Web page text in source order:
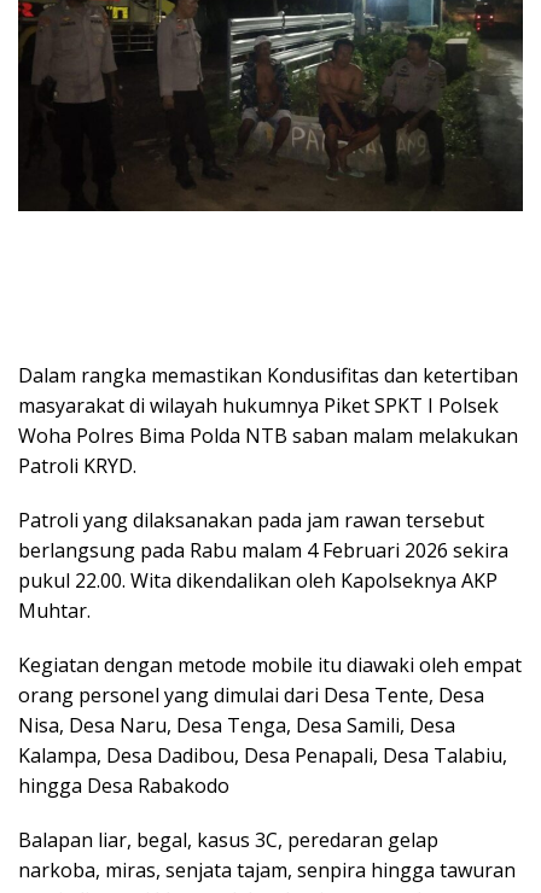
Dalam rangka memastikan Kondusifitas dan ketertiban
masyarakat di wilayah hukumnya Piket SPKT I Polsek
Woha Polres Bima Polda NTB saban malam melakukan
Patroli KRYD.
Patroli yang dilaksanakan pada jam rawan tersebut
berlangsung pada Rabu malam 4 Februari 2026 sekira
pukul 22.00. Wita dikendalikan oleh Kapolseknya AKP
Muhtar.
Kegiatan dengan metode mobile itu diawaki oleh empat
orang personel yang dimulai dari Desa Tente, Desa
Nisa, Desa Naru, Desa Tenga, Desa Samili, Desa
Kalampa, Desa Dadibou, Desa Penapali, Desa Talabiu,
hingga Desa Rabakodo
Balapan liar, begal, kasus 3C, peredaran gelap
narkoba, miras, senjata tajam, senpira hingga tawuran